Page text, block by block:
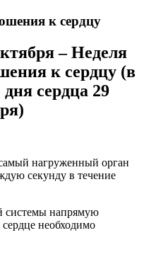
к сердцу
– Неделя
к сердцу (в
сердца 29
нагруженный орган
секунду в течение
системы напрямую
сердце необходимо